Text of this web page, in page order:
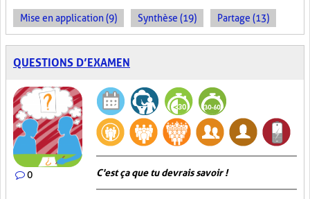
Mise en application (9) Synthèse (19) Partage (13)
QUESTIONS D’EXAMEN
0 C'est ça que tu devrais savoir !